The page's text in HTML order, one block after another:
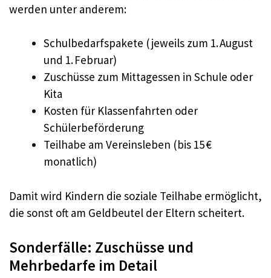
werden unter anderem:
Schulbedarfspakete (jeweils zum 1. August
und 1. Februar)
Zuschüsse zum Mittagessen in Schule oder
Kita
Kosten für Klassenfahrten oder
Schülerbeförderung
Teilhabe am Vereinsleben (bis 15 €
monatlich)
Damit wird Kindern die soziale Teilhabe ermöglicht,
die sonst oft am Geldbeutel der Eltern scheitert.
Sonderfälle: Zuschüsse und
Mehrbedarfe im Detail